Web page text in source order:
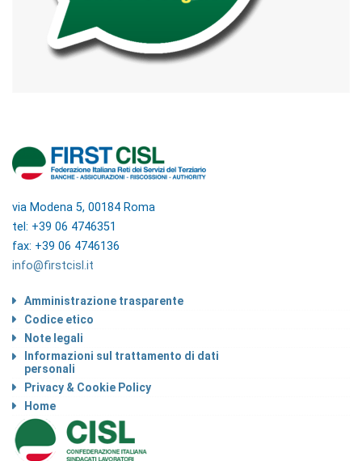
via Modena 5, 00184 Roma
tel: +39 06 4746351
fax: +39 06 4746136
info@firstcisl.it
Amministrazione trasparente
Codice etico
Note legali
Informazioni sul trattamento di dati
personali
Privacy & Cookie Policy
Home